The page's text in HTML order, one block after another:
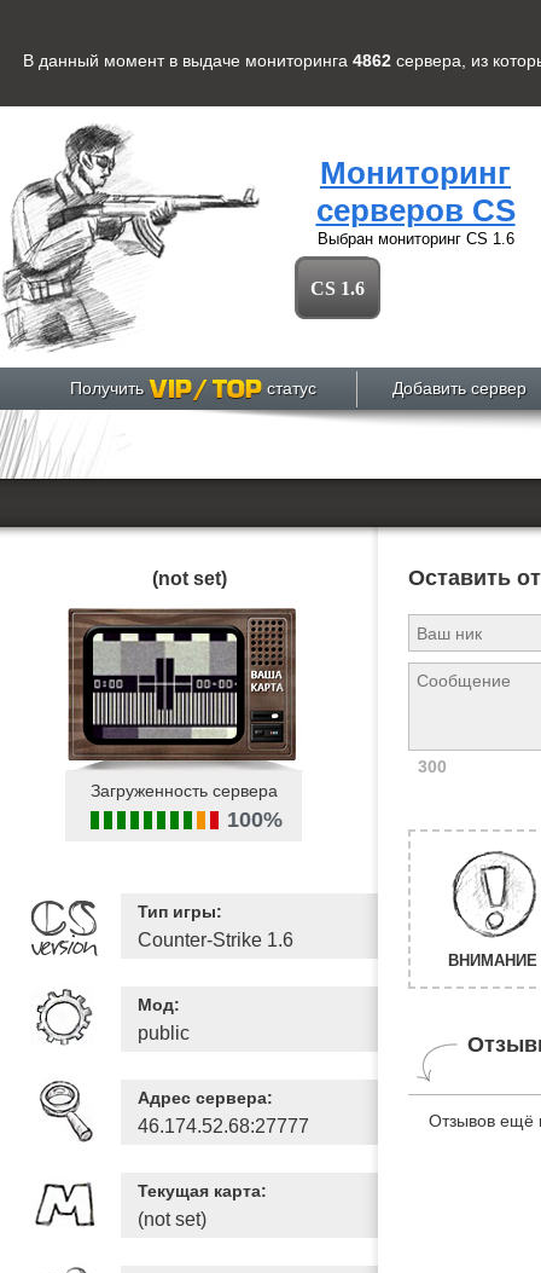
В данный момент в выдаче мониторинга 4862 сервера , из
Мониторинг
серверов CS
Выбран мониторинг CS 1.6
CS 1.6
Получить статус Добавить сервер
(not set)
Загруженность сервера
100%
Тип игры:
Counter-Strike 1.6
Мод:
public
Адрес сервера:
46.174.52.68:27777
Текущая карта:
(not set)
Оставить
300
ВНИМАНИЕ
Отзывов ещё